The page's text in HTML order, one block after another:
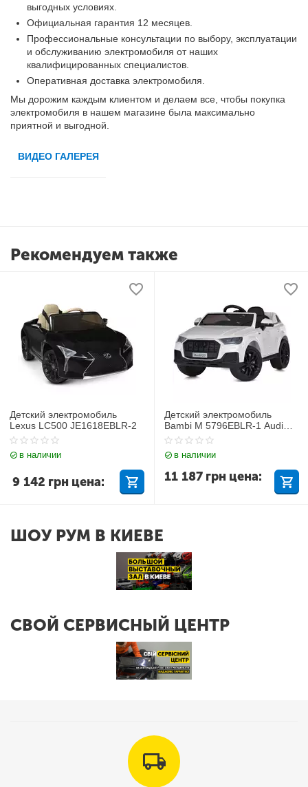
выгодных условиях.
Официальная гарантия 12 месяцев.
Профессиональные консультации по выбору, эксплуатации
и обслуживанию электромобиля от наших
квалифицированных специалистов.
Оперативная доставка электромобиля.
Мы дорожим каждым клиентом и делаем все, чтобы покупка
электромобиля в нашем магазине была максимально
приятной и выгодной.
ВИДЕО ГАЛЕРЕЯ
Рекомендуем также
Детский электромобиль
Lexus LC500 JE1618EBLR-2
в наличии
9 142 грн цена:
Детский электромобиль
Bambi M 5796EBLR-1 Audi
Q7
в наличии
11 187 грн цена:
ШОУ РУМ В КИЕВЕ
СВОЙ СЕРВИСНЫЙ ЦЕНТР